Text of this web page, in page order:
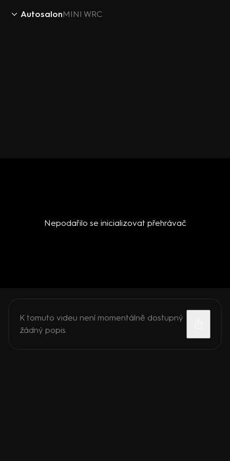
AutosalonMINI WRC
Nepodařilo se inicializovat přehrávač
K tomuto videu není momentálně dostupný
žádný popis.